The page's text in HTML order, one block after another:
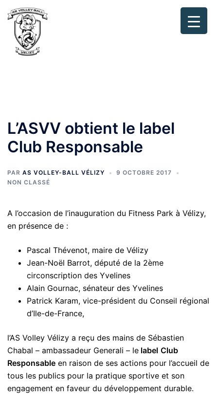
au
contenu
L’ASVV obtient le label
Club Responsable
PAR AS VOLLEY-BALL VÉLIZY
9 OCTOBRE 2017
NON CLASSÉ
A l’occasion de l’inauguration du Fitness Park à Vélizy,
en présence de :
Pascal Thévenot, maire de Vélizy
Jean-Noël Barrot, député de la 2ème
circonscription des Yvelines
Alain Gournac, sénateur des Yvelines
Patrick Karam, vice-président du Conseil régional
d’Ile-de-France,
l’AS Volley Vélizy a reçu des mains de Sébastien
Chabal – ambassadeur Generali – le label Club
Responsable en raison de ses actions pour l’accueil de
tous les publics pour la pratique sportive et son
engagement en faveur du développement durable.